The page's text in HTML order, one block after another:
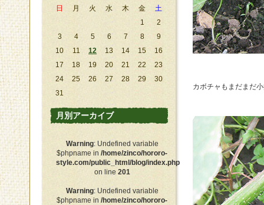
日
月 火 水 木 金
土
1
2
3
4 5 6 7 8
9
10
11 12 13 14 15
16
17
18 19 20 21 22
23
24
25 26 27 28 29
30
31
月別アーカイブ
Warning: Undefined variable
$phpname in /home/zinco/hororo-
style.com/public_html/blog/index.php
on line 201
Warning: Undefined variable
$phpname in /home/zinco/hororo-
カボチャもまだまだ